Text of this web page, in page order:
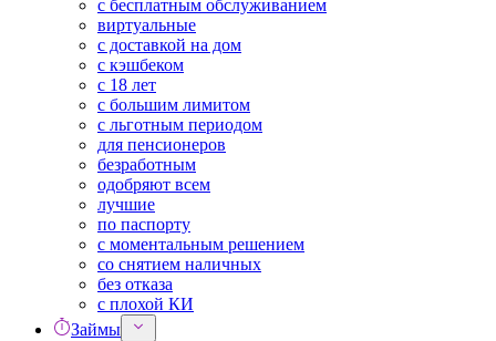
с бесплатным обслуживанием
виртуальные
с доставкой на дом
с кэшбеком
с 18 лет
с большим лимитом
с льготным периодом
для пенсионеров
безработным
одобряют всем
лучшие
по паспорту
с моментальным решением
со снятием наличных
без отказа
с плохой КИ
Займы